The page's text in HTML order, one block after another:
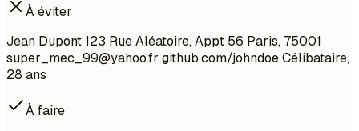
À éviter
Jean Dupont 123 Rue Aléatoire, Appt 56 Paris, 75001
super_mec_99@yahoo.fr github.com/johndoe Célibataire,
28 ans
À faire